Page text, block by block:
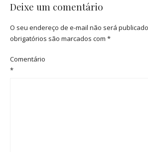
Deixe um comentário
O seu endereço de e-mail não será
obrigatórios são marcados com *
Comentário
*